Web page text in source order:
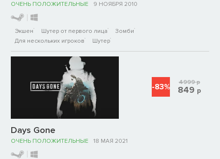
ОЧЕНЬ ПОЛОЖИТЕЛЬНЫЕ 9 НОЯБРЯ 2010
Экшен Шутер от первого лица
Зомби
Для нескольких игроков
Шутер
Days Gone
ОЧЕНЬ ПОЛОЖИТЕЛЬНЫЕ 18 МАЯ 2021
-83% 4999р
849 р